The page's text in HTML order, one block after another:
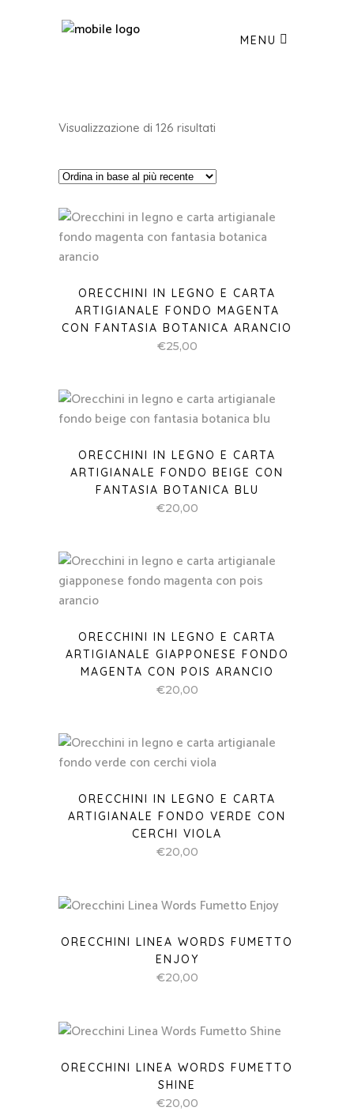
MENU
Visualizzazione di 126 risultati
al
recente
ORECCHINI IN LEGNO E CARTA
ARTIGIANALE FONDO MAGENTA
CON FANTASIA BOTANICA ARANCIO
€25,00
ORECCHINI IN LEGNO E CARTA
ARTIGIANALE FONDO BEIGE CON
FANTASIA BOTANICA BLU
€20,00
ORECCHINI IN LEGNO E CARTA
ARTIGIANALE GIAPPONESE FONDO
MAGENTA CON POIS ARANCIO
€20,00
ORECCHINI IN LEGNO E CARTA
ARTIGIANALE FONDO VERDE CON
CERCHI VIOLA
€20,00
ORECCHINI LINEA WORDS FUMETTO
ENJOY
€20,00
ORECCHINI LINEA WORDS FUMETTO
SHINE
€20,00